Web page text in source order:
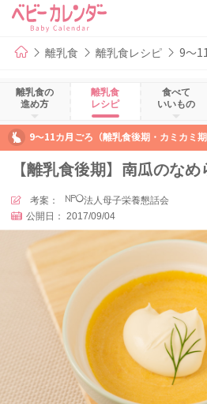
離乳食 離乳食レシピ 9～
離乳食の
進め方
離乳食
レシピ
食べて
いいもの
9～11カ月ごろ（離乳食後期・カミカミ期
【離乳食後期】南瓜のな
考案：
NPO法人母子栄養懇話会
公開日：
2017/09/04